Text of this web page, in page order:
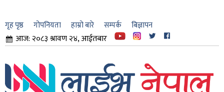
गृह पृष्ठ गोपनियता हाम्रो बारे सम्पर्क बिज्ञापन
आज: २०८३ श्रावण २४, आईतबार